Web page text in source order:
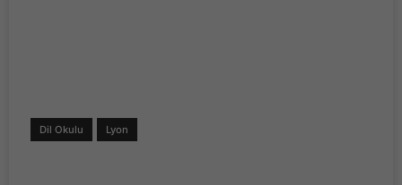
Dil Okulu Lyon